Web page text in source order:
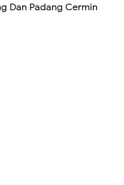
Dan Padang Cermin